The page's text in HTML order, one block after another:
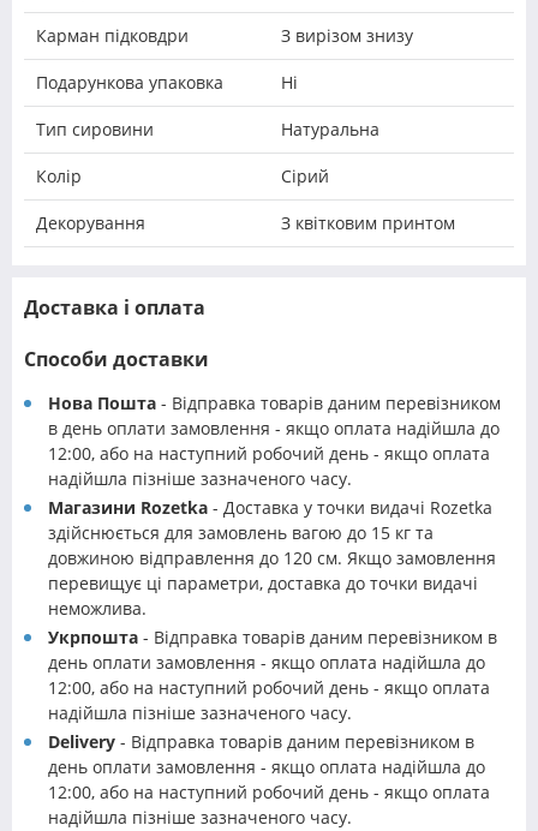
Карман підковдри З вирізом знизу
Подарункова упаковка Ні
Тип сировини Натуральна
Колір Сірий
Декорування З квітковим принтом
Доставка і оплата
Способи доставки
Нова Пошта - Відправка товарів даним перевізником
в день оплати замовлення - якщо оплата надійшла до
12:00, або на наступний робочий день - якщо оплата
надійшла пізніше зазначеного часу.
Магазини Rozetka - Доставка у точки видачі Rozetka
здійснюється для замовлень вагою до 15 кг та
довжиною відправлення до 120 см. Якщо замовлення
перевищує ці параметри, доставка до точки видачі
неможлива.
Укрпошта - Відправка товарів даним перевізником в
день оплати замовлення - якщо оплата надійшла до
12:00, або на наступний робочий день - якщо оплата
надійшла пізніше зазначеного часу.
Delivery - Відправка товарів даним перевізником в
день оплати замовлення - якщо оплата надійшла до
12:00, або на наступний робочий день - якщо оплата
надійшла пізніше зазначеного часу.